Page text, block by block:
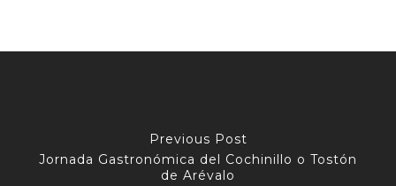
Previous Post
Jornada Gastronómica del Cochinillo o Tostón
de Arévalo